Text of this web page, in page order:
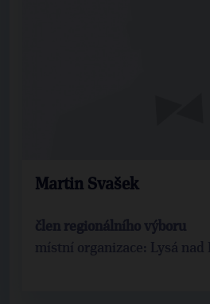
Martin Svašek
člen regionálního výboru
místní organizace: Lysá nad